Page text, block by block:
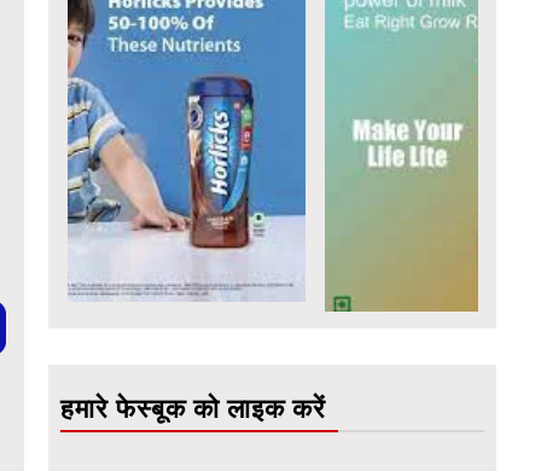
हमारे फेस्बूक को लाइक करें